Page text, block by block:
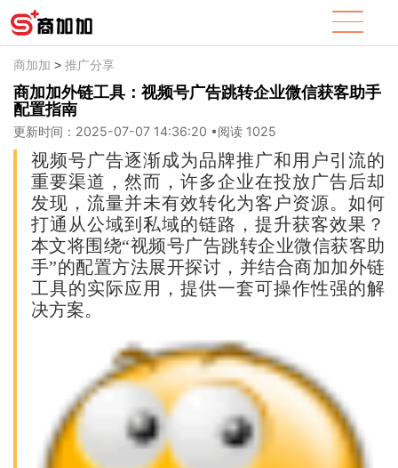
商加加 > 推广分享
商加加外链工具：视频号广告跳转企业微信获客助手
配置指南
更新时间：2025-07-07 14:36:20 •阅读 1025
视频号广告逐渐成为品牌推广和用户引流的
重要渠道，然而，许多企业在投放广告后却
发现，流量并未有效转化为客户资源。如何
打通从公域到私域的链路，提升获客效果？
本文将围绕“视频号广告跳转企业微信获客助
手”的配置方法展开探讨，并结合商加加外链
工具的实际应用，提供一套可操作性强的解
决方案。